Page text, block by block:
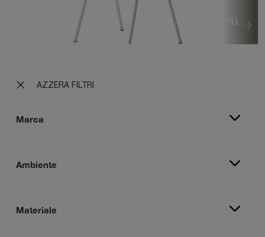
AZZERA FILTRI
Marca
Ambiente
Materiale
VEDI DI PIÙ